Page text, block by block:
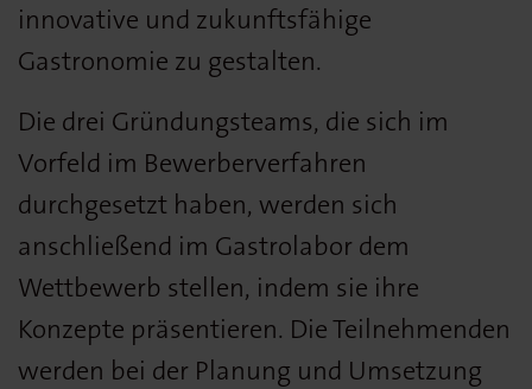
innovative und zukunftsfähige
Gastronomie zu gestalten.
Die drei Gründungsteams, die sich im
Vorfeld im Bewerberverfahren
durchgesetzt haben, werden sich
anschließend im Gastrolabor dem
Wettbewerb stellen, indem sie ihre
Konzepte präsentieren. Die Teilnehmenden
werden bei der Planung und Umsetzung